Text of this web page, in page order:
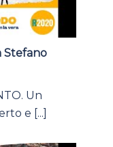
Stefano
Un
e [...]